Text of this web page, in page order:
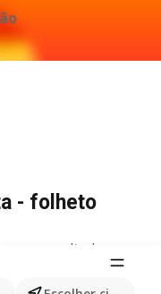
- folheto
resultados